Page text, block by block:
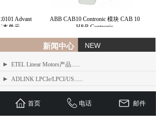
Advant
单元
ABB CAB10 Contronic 模块 CAB 10
H&B Contronic
新闻中心 NEW
ETEL Linear Motors产品......
ADLINK LPCIe/LPCI/US......
ADLINK MXE-1300 系列工业......
首页 电话 邮件